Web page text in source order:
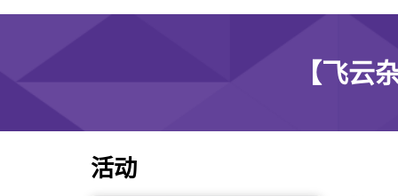
【飞
活动